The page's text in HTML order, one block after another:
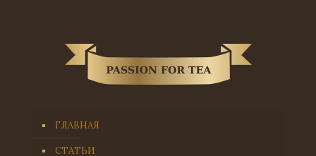
ГЛАВНАЯ
СТАТЬИ